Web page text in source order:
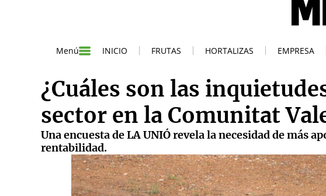
Menú INICIO FRUTAS HORTALIZAS EMPRESA
¿Cuáles son las
sector en la Comunitat
Una encuesta de LA UNIÓ revela la necesidad de más
rentabilidad.